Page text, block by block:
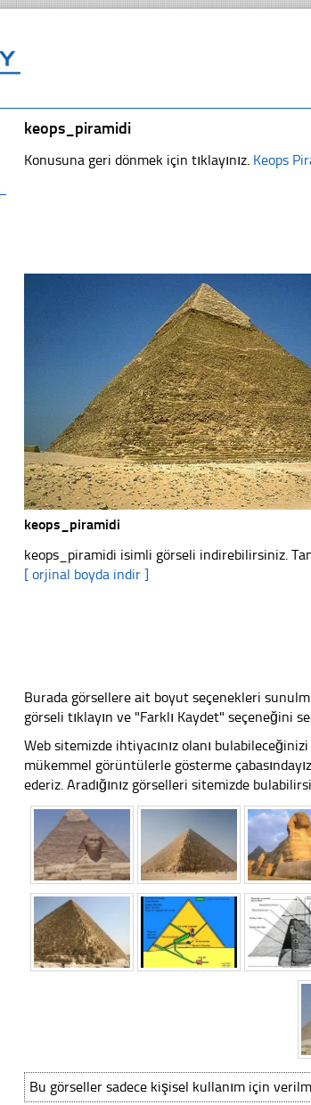
keops_piramidi
Konusuna geri dönmek için tıklayınız. Keops
keops_piramidi
keops_piramidi isimli görseli indirebilirsiniz.
[ orjinal boyda indir ]
Burada görsellere ait boyut seçenekleri
görseli tıklayın ve "Farklı Kaydet" seçeneğini
Web sitemizde ihtiyacınız olanı
mükemmel görüntülerle gösterme
ederiz. Aradığınız görselleri sitemizde
Bu görseller sadece kişisel kullanım için